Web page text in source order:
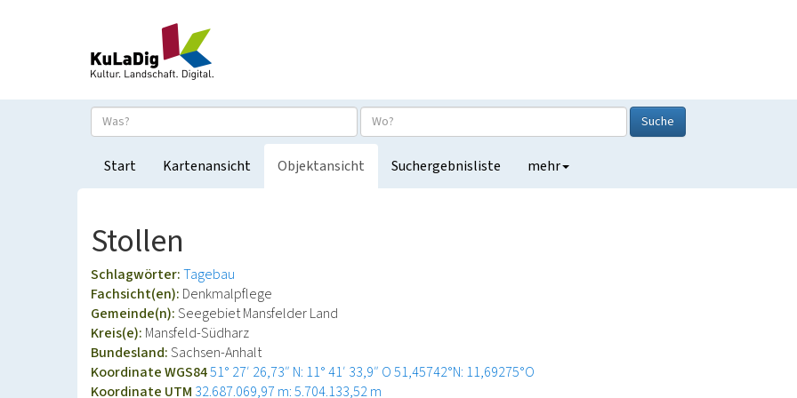
Suche
Start Kartenansicht Objektansicht Suchergebnisliste mehr
Stollen
Schlagwörter:Tagebau
Fachsicht(en): Denkmalpflege
Gemeinde(n):Seegebiet Mansfelder Land
Kreis(e): Mansfeld-Südharz
Bundesland:Sachsen-Anhalt
Koordinate WGS8451° 27′ 26,73″ N: 11° 41′ 33,9″ O51,45742°N: 11,69275°O
Koordinate UTM 32.687.069,97 m: 5.704.133,52 m